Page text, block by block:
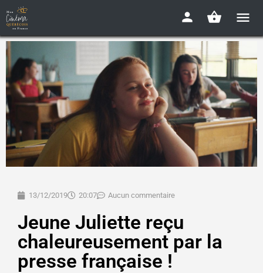
13/12/2019 20:07 Aucun commentaire
Jeune Juliette reçu
chaleureusement par la
presse française !